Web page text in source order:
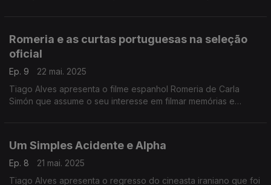
Romeria e as curtas portuguesas na seleção
oficial
Ep. 9
22 mai. 2025
Tiago Alves apresenta o filme espanhol Romeria de Carla
Simón que assume o seu interesse em filmar memórias e
Um Simples Acidente e Alpha
Ep. 8
21 mai. 2025
Tiago Alves apresenta o regresso do cineasta iraniano que foi